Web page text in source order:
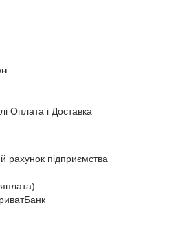
Оплата і Доставка
рахунок підприємства